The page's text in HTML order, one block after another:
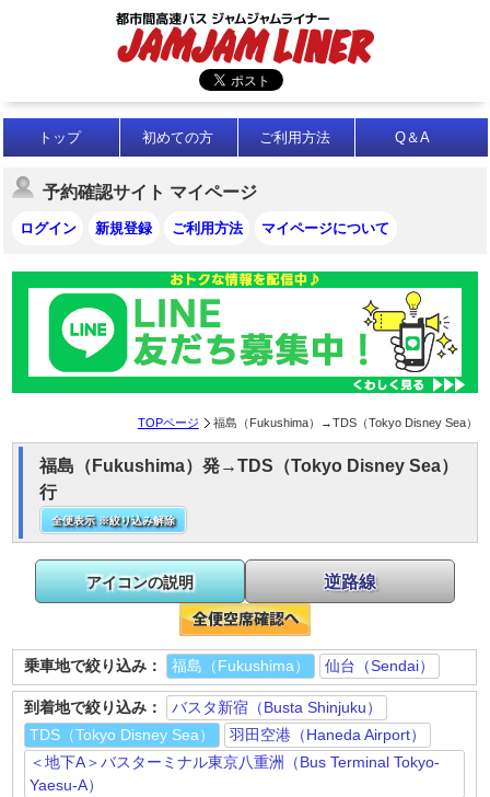
トップ 初めての方 ご利用方法 Q＆A
予約確認サイト マイページ
ログイン 新規登録 ご利用方法 マイページについて
TOPページ 福島（Fukushima）→TDS（Tokyo Disney Sea）
福島（Fukushima）発→TDS（Tokyo Disney Sea）
行
全便表示 ※絞り込み解除
乗車地で絞り込み： 福島（Fukushima） 仙台（Sendai）
到着地で絞り込み：
バスタ新宿（Busta Shinjuku）
TDS（Tokyo Disney Sea）
羽田空港（Haneda Airport）
＜地下A＞バスターミナル東京八重洲（Bus Terminal Tokyo-
Yaesu-A）
アイコンの説明 逆路線